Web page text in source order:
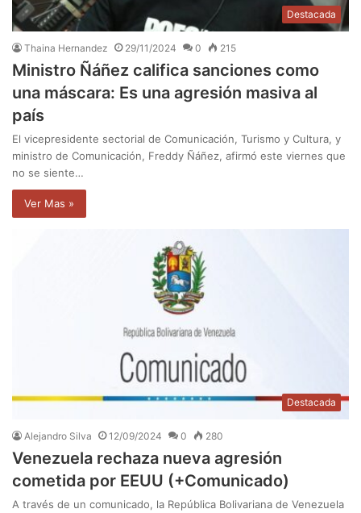
Destacada
Thaina Hernandez 29/11/2024 0 215
Ministro Ñáñez califica sanciones como
una máscara: Es una agresión masiva al
país
El vicepresidente sectorial de Comunicación, Turismo y Cultura, y
ministro de Comunicación, Freddy Ñáñez, afirmó este viernes que
no se siente…
Ver Mas »
Destacada
Alejandro Silva 12/09/2024 0 280
Venezuela rechaza nueva agresión
cometida por EEUU (+Comunicado)
A través de un comunicado, la República Bolivariana de Venezuela